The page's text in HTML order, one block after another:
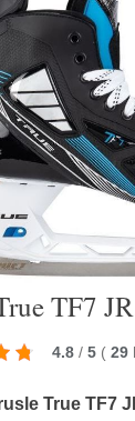
TF7
4.8 / 5 ( 29
True TF7